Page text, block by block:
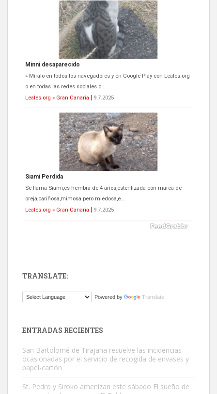
Siami Perdida
Se llama Siami,es hembra de 4 años,esterilizada con marca de
oreja,cariñosa,mimosa pero miedosa,e...
Leales.org » Gran Canaria
9.7.2025
ADOPCIÓN URGENTE GATA TEROR GRAN CANARIA
El ayuntamiento se va a llevar a Los Gatos callejeros de la zona los
próximos días, ella incluida...
Leales.org » Gran Canaria
9.7.2025
Este gato macho ha aparecido en la calle hace menos de un mes,
TRANSLATE:
Powered by Translate
ENTRADAS RECIENTES
San Bartolomé de Tirajana resuelve las incidencias
ocasionadas por el servicio de recogida de envases y
papel-cartón
St. Pedro y Siroko amenizan este sábado El sueño de